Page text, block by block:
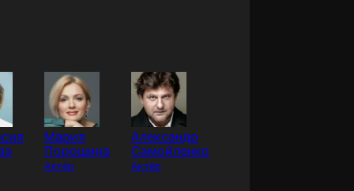
Мария
Порошина
Актёр
Александр
Самойленко
Актёр